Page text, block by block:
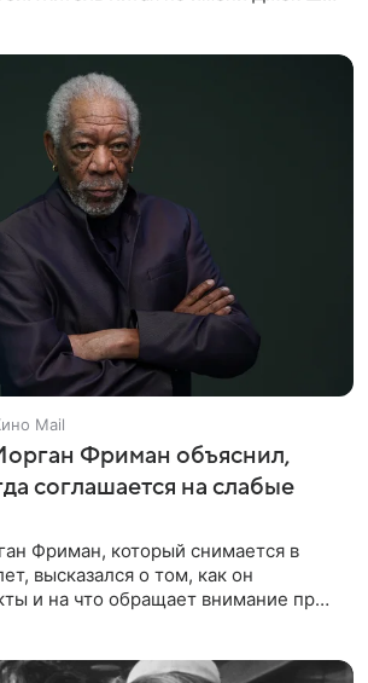
Mail
Фриман объяснил,
соглашается на слабые
Фриман, который снимается в
высказался о том, как он
и на что обращает внимание при